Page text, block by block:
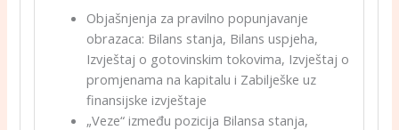
Objašnjenja za pravilno popunjavanje
obrazaca: Bilans stanja, Bilans uspjeha,
Izvještaj o gotovinskim tokovima, Izvještaj o
promjenama na kapitalu i Zabilješke uz
finansijske izvještaje
„Veze“ između pozicija Bilansa stanja,